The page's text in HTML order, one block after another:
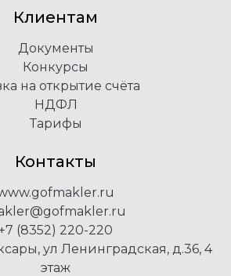
Клиентам
Документы
Конкурсы
на открытие счёта
НДФЛ
Тарифы
Контакты
(8352) 220-220
ул Ленинградская, д.36, 4
этаж